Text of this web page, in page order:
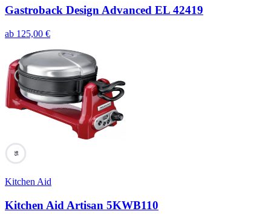
Gastroback Design Advanced EL 42419
ab 125,00 €
95
Kitchen Aid
Kitchen Aid Artisan 5KWB110